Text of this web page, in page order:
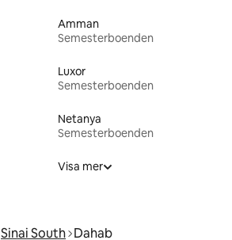
Amman
Semesterboenden
Luxor
Semesterboenden
Netanya
Semesterboenden
Visa mer
Sinai South Dahab